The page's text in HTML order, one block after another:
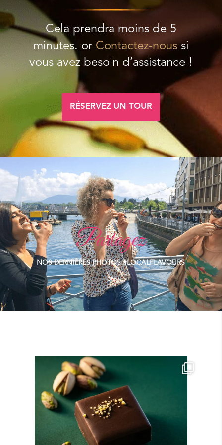
Cela prendra moins de 5
minutes. or Contactez-noussi
vous avez besoin d’assistance !
RÉSERVEZ UN TOUR
Partagez
NOS DERNIÈRES PHOTOS #LOCALFLAVOURS